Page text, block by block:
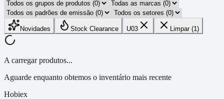
Novidades Stock Clearance U03 Limpar (1)
A carregar produtos...
Aguarde enquanto obtemos o inventário mais recente
Hobiex